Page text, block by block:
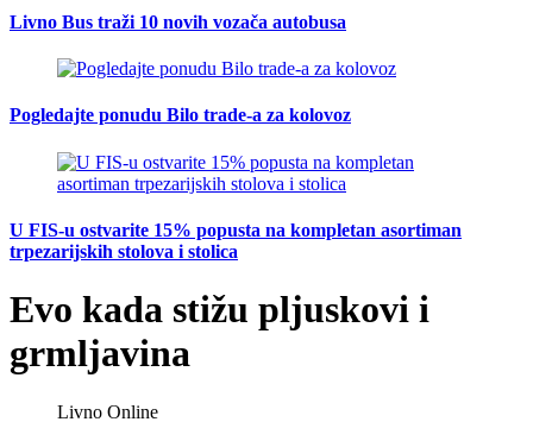
Livno Bus traži 10 novih vozača autobusa
Pogledajte ponudu Bilo trade-a za kolovoz
U FIS-u ostvarite 15% popusta na kompletan asortiman
trpezarijskih stolova i stolica
Evo kada stižu pljuskovi i
grmljavina
Livno Online